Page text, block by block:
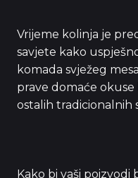
Vrijeme kolinja je
savjete kako
komada svježeg
prave domaće okuse
ostalih tradicionalnih
Kako bi vaši poizvodi